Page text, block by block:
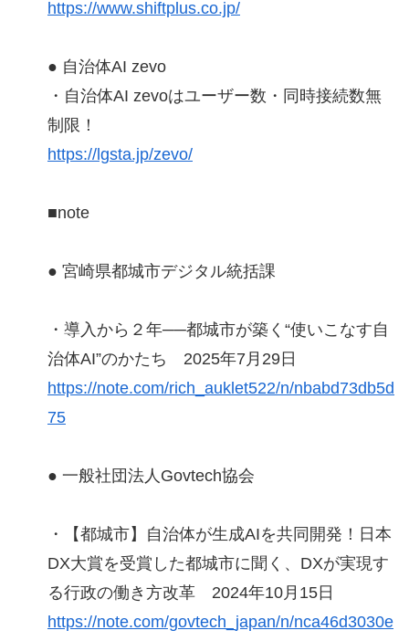
https://www.shiftplus.co.jp/
● 自治体AI zevo
・自治体AI zevoはユーザー数・同時接続数無
制限！
https://lgsta.jp/zevo/
■note
● 宮崎県都城市デジタル統括課
・導入から２年──都城市が築く“使いこなす自
治体AI”のかたち 2025年7月29日
https://note.com/rich_auklet522/n/nbabd73db5d
75
● 一般社団法人Govtech協会
・【都城市】自治体が生成AIを共同開発！日本
DX大賞を受賞した都城市に聞く、DXが実現す
る行政の働き方改革 2024年10月15日
https://note.com/govtech_japan/n/nca46d3030e